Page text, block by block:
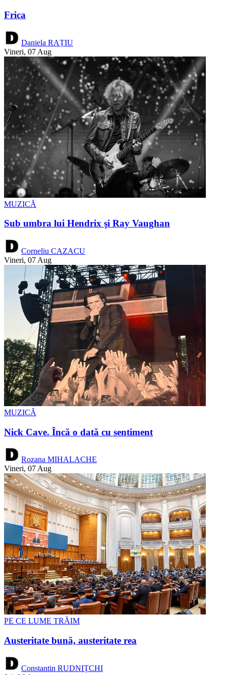
Frica
Daniela RAȚIU
Vineri, 07 Aug
MUZICĂ
Sub umbra lui Hendrix şi Ray Vaughan
Corneliu CAZACU
Vineri, 07 Aug
MUZICĂ
Nick Cave. Încă o dată cu sentiment
Rozana MIHALACHE
Vineri, 07 Aug
PE CE LUME TRĂIM
Austeritate bună, austeritate rea
Constantin RUDNIȚCHI